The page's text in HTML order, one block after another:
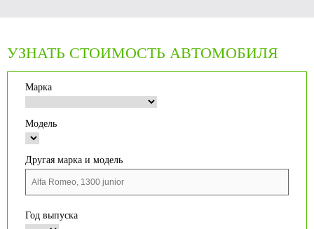
УЗНАТЬ СТОИМОСТЬ АВТОМОБИЛЯ
Марка
Модель
Другая марка и модель
Год выпуска